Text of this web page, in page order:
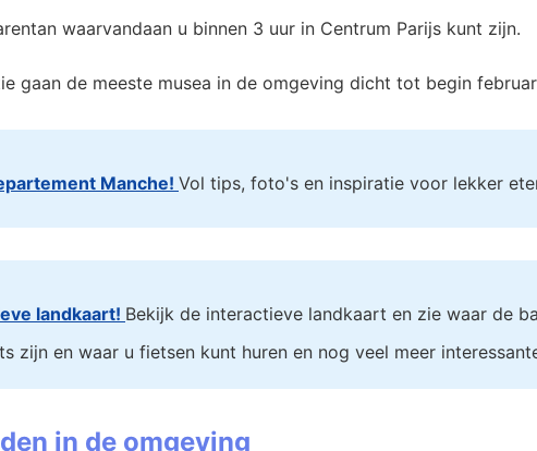
waarvandaan u binnen 3 uur in Centrum Parijs kunt zijn.
gaan de meeste musea in de omgeving dicht tot begin
Manche! Vol tips, foto's en inspiratie voor lekker
landkaart! Bekijk de interactieve landkaart en zie waar de
zijn en waar u fietsen kunt huren en nog veel meer
in de omgeving